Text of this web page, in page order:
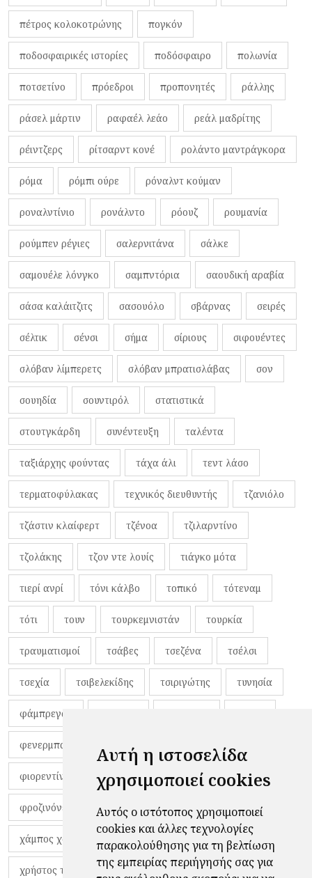
Αυτή η ιστοσελίδα
χρησιμοποιεί cookies
Αυτός ο ιστότοπος χρησιμοποιεί
cookies και άλλες τεχνολογίες
παρακολούθησης για τη βελτίωση
της εμπειρίας περιήγησής σας για
πέτρος κολοκοτρώνης πογκόν
ποδοσφαιρικές ιστορίες ποδόσφαιρο πολωνία
ποτσετίνο πρόεδροι προπονητές ράλλης
ράσελ μάρτιν ραφαέλ λεάο ρεάλ μαδρίτης
ρέιντζερς ρίτσαρντ κονέ ρολάντο μαντράγκορα
ρόμα ρόμπι ούρε ρόναλντ κούμαν
ροναλντίνιο ρονάλντο ρόουζ ρουμανία
ρούμπεν ρέγιες σαλερνιτάνα σάλκε
σαμουέλε λόνγκο σαμπντόρια σαουδική αραβία
σάσα καλάιτζιτς σασουόλο σβάρνας σειρές
σέλτικ σένσι σήμα σίριους σιφουέντες
σλόβαν λίμπερετς σλόβαν μπρατισλάβας σον
σουηδία σουντιρόλ στατιστικά
στουτγκάρδη συνέντευξη ταλέντα
ταξιάρχης φούντας τάχα άλι τεντ λάσο
τερματοφύλακας τεχνικός διευθυντής τζανιόλο
τζάστιν κλαίφερτ τζένοα τζιλαρντίνο
τζολάκης τζον ντε λουίς τιάγκο μότα
τιερί ανρί τόνι κάλβο τοπικό τότεναμ
τότι τουν τουρκεμνιστάν τουρκία
τραυματισμοί τσάβες τσεζένα τσέλσι
τσεχία τσιβελεκίδης τσιριγώτης τυνησία
φάμπρεγας
φενερμπαχτσέ φερνάντο τόρες φίλαθλοι
φιορεντίνα φιρμίνο φρανκ ντε μπουρ
φροζινόνε φωκικός χαβίτο
χάμπος χαραλάμπους χάρι πότερ
χρήστος τζόλης